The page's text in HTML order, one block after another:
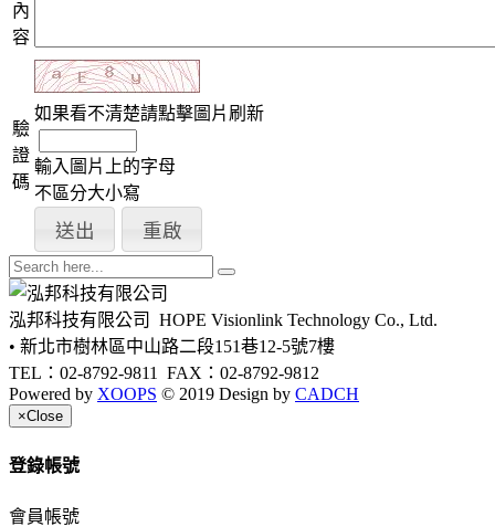
內
容
驗
證
碼
如果看不清楚請點擊圖片刷新
輸入圖片上的字母
不區分大小寫
泓邦科技有限公司 HOPE Visionlink Technology Co., Ltd.
• 新北市樹林區中山路二段151巷12-5號7樓
TEL：02-8792-9811 FAX：02-8792-9812
Powered by XOOPS © 2019 Design by CADCH
×Close
登錄帳號
會員帳號